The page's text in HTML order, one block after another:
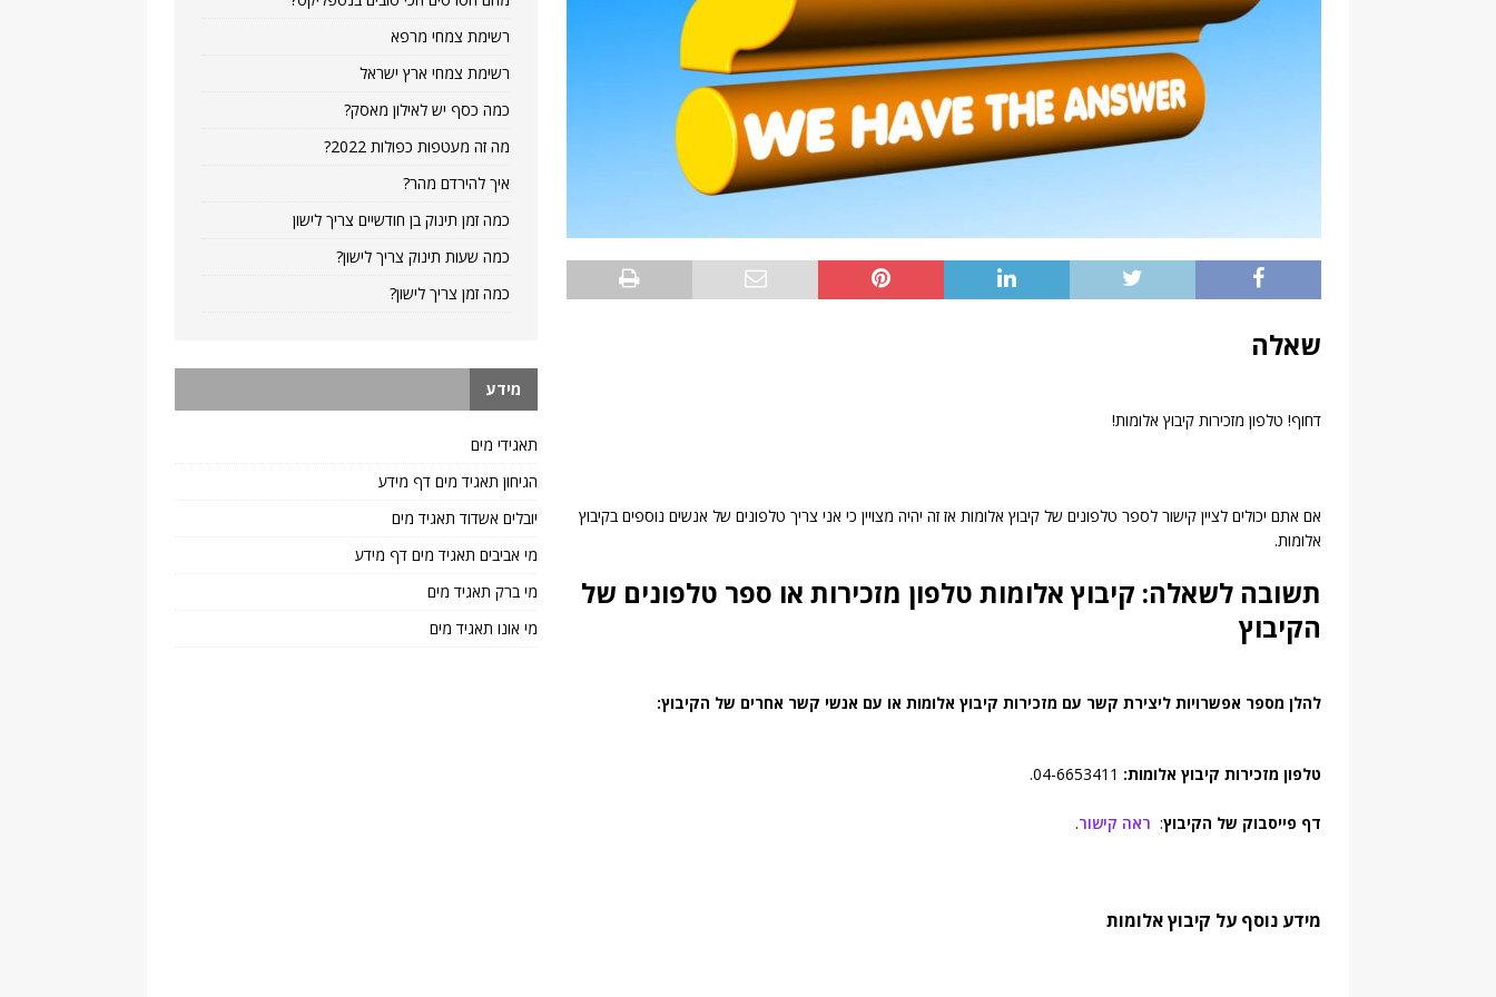
שאלה
דחוף! טלפון מזכירות קיבוץ אלומות!
אם אתם יכולים לציין קישור לספר טלפונים של קיבוץ אלומות אז זה יהיה מצויין כי אני צריך טלפונים של אנשים נוספים בקיבוץ
אלומות.
תשובה לשאלה: קיבוץ אלומות טלפון מזכירות או ספר טלפונים של
הקיבוץ
להלן מספר אפשרויות ליצירת קשר עם מזכירות קיבוץ אלומות או עם אנשי קשר אחרים של הקיבוץ:
טלפון מזכירות קיבוץ אלומות: 04-6653411.
דף פייסבוק של הקיבוץ: ראה קישור.
מידע נוסף על קיבוץ אלומות
רשימת צמחי מרפא
רשימת צמחי ארץ ישראל
כמה כסף יש לאילון מאסק?
מה זה מעטפות כפולות 2022?
איך להירדם מהר?
כמה זמן תינוק בן חודשיים צריך לישון
כמה שעות תינוק צריך לישון?
כמה זמן צריך לישון?
מידע
תאגידי מים
הגיחון תאגיד מים דף מידע
יובלים אשדוד תאגיד מים
מי אביבים תאגיד מים דף מידע
מי ברק תאגיד מים
מי אונו תאגיד מים